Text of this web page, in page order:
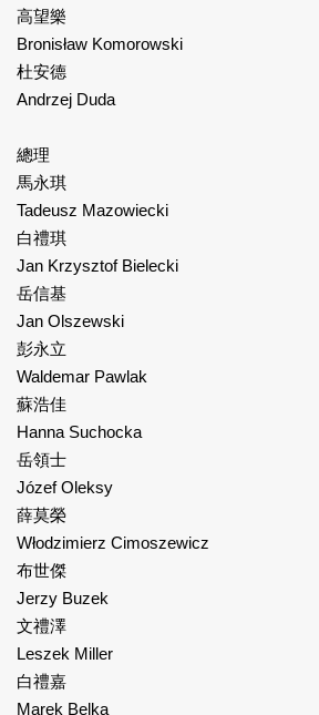
高望樂
Bronisław Komorowski
杜安德
Andrzej Duda
總理
馬永琪
Tadeusz Mazowiecki
白禮琪
Jan Krzysztof Bielecki
岳信基
Jan Olszewski
彭永立
Waldemar Pawlak
蘇浩佳
Hanna Suchocka
岳領士
Józef Oleksy
薛莫榮
Włodzimierz Cimoszewicz
布世傑
Jerzy Buzek
文禮澤
Leszek Miller
白禮嘉
Marek Belka